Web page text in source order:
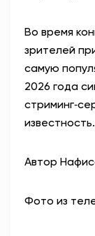
Во время
зрителей
самую
2026 года
известность.
Автор
Фото из